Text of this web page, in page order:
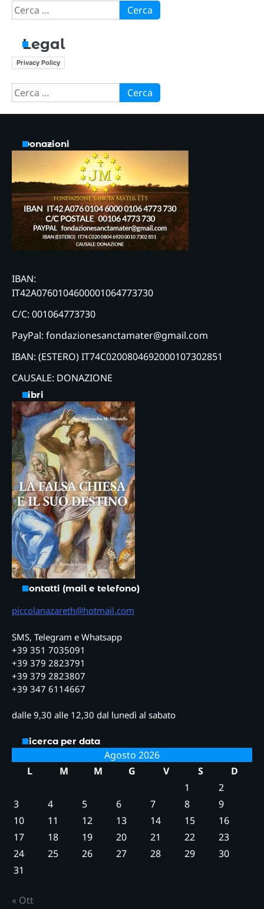
Ricerca
per:
Legal
Privacy Policy
Ricerca
per:
Donazioni
IBAN:
IT42A0760104600001064773730
C/C: 001064773730
PayPal: fondazionesanctamater@gmail.com
IBAN: (ESTERO) IT74C0200804692000107302851
CAUSALE: DONAZIONE
Libri
Contatti (mail e telefono)
piccolanazareth@hotmail.com
SMS, Telegram e Whatsapp
+39 351 7035091
+39 379 2823791
+39 379 2823807
+39 347 6114667
dalle 9,30 alle 12,30 dal lunedì al sabato
Ricerca per data
Agosto 2026
L
M M G V S
D
1
2
3
4 5 6 7 8
9
10
11 12 13 14 15
16
17
18 19 20 21 22
23
24
25 26 27 28 29
30
31
« Ott